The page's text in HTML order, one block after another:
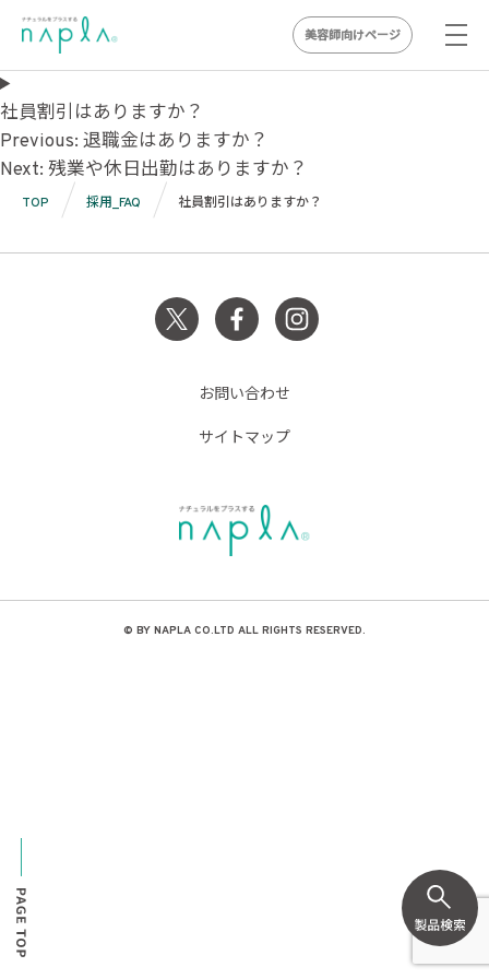
Skip
to
content
美容師向けページ
社員割引はありますか？
投
稿
ビ
Previous: 退職金はありますか？
Next: 残業や休日出勤はありますか？
TOP 採用_FAQ 社員割引はありますか？
お問い合わせ
サイトマップ
© BY NAPLA CO.LTD ALL RIGHTS RESERVED.